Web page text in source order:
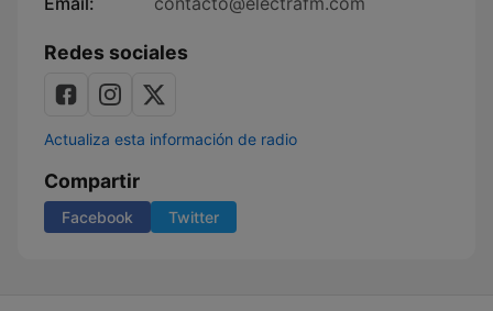
Redes sociales
Actualiza esta información de radio
Compartir
Facebook Twitter